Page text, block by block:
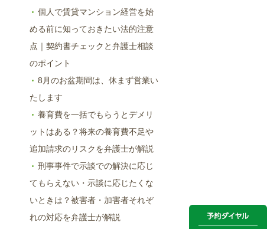
個人で賃貸マンション経営を始
める前に知っておきたい法的注意
点｜契約書チェックと弁護士相談
のポイント
8月のお盆期間は、休まず営業い
たします
養育費を一括でもらうとデメリ
ットはある？将来の養育費不足や
追加請求のリスクを弁護士が解説
刑事事件で示談での解決に応じ
てもらえない・示談に応じたくな
いときは？被害者・加害者それぞ
れの対応を弁護士が解説